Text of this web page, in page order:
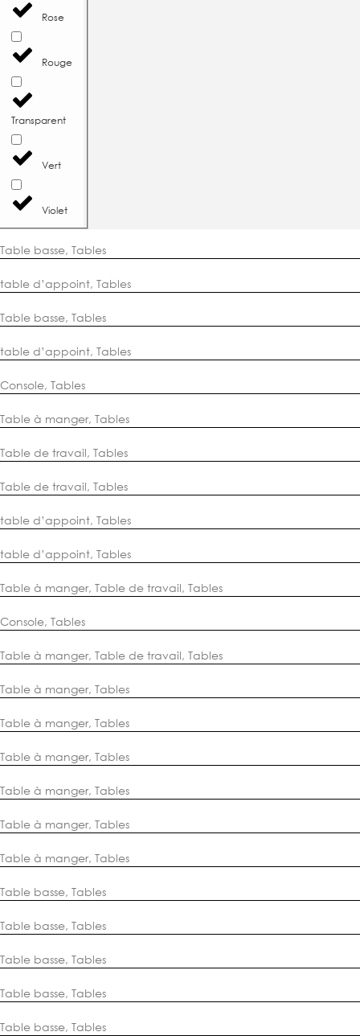
Rose
Rouge
Transparent
Vert
Violet
Table basse, Tables
table d’appoint, Tables
Table basse, Tables
table d’appoint, Tables
Console, Tables
Table à manger, Tables
Table de travail, Tables
Table de travail, Tables
table d’appoint, Tables
table d’appoint, Tables
Table à manger, Table de travail, Tables
Console, Tables
Table à manger, Table de travail, Tables
Table à manger, Tables
Table à manger, Tables
Table à manger, Tables
Table à manger, Tables
Table à manger, Tables
Table à manger, Tables
Table basse, Tables
Table basse, Tables
Table basse, Tables
Table basse, Tables
Table basse, Tables